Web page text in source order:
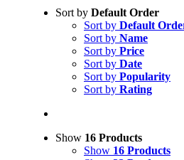
Sort by Default Order
Sort by Default
Sort by Name
Sort by Price
Sort by Date
Sort by Popularity
Sort by Rating
Show 16 Products
Show 16 Products